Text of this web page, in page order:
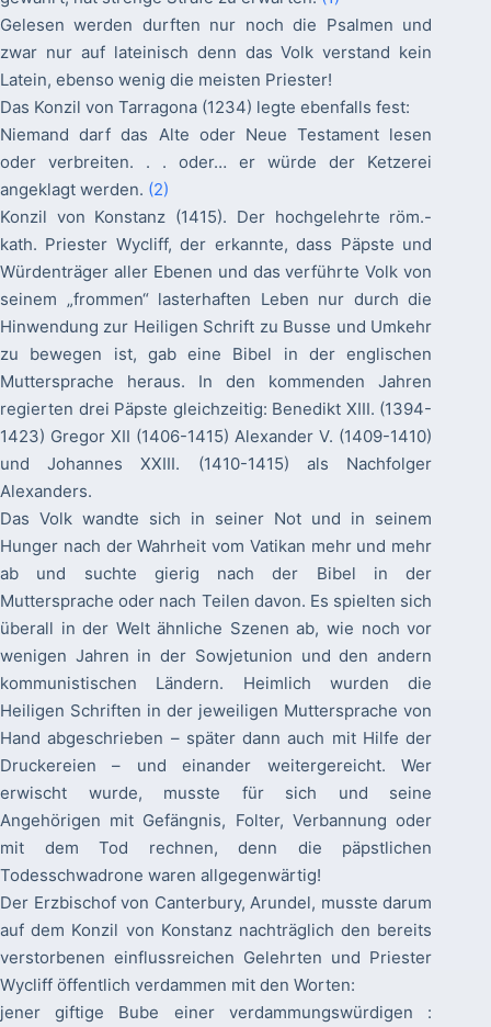
Gelesen werden durften nur noch die Psalmen und
zwar nur auf lateinisch denn das Volk verstand kein
Latein, ebenso wenig die meisten Priester!
Das Konzil von Tarragona (1234) legte ebenfalls fest:
Niemand darf das Alte oder Neue Testament lesen
oder verbreiten. . . oder… er würde der Ketzerei
angeklagt werden. (2)
Konzil von Konstanz (1415). Der hochgelehrte röm.-
kath. Priester Wycliff, der erkannte, dass Päpste und
Würdenträger aller Ebenen und das verführte Volk von
seinem „frommen“ lasterhaften Leben nur durch die
Hinwendung zur Heiligen Schrift zu Busse und Umkehr
zu bewegen ist, gab eine Bibel in der englischen
Muttersprache heraus. In den kommenden Jahren
regierten drei Päpste gleichzeitig: Benedikt XIII. (1394-
1423) Gregor XII (1406-1415) Alexander V. (1409-1410)
und Johannes XXIII. (1410-1415) als Nachfolger
Alexanders.
Das Volk wandte sich in seiner Not und in seinem
Hunger nach der Wahrheit vom Vatikan mehr und mehr
ab und suchte gierig nach der Bibel in der
Muttersprache oder nach Teilen davon. Es spielten sich
überall in der Welt ähnliche Szenen ab, wie noch vor
wenigen Jahren in der Sowjetunion und den andern
kommunistischen Ländern. Heimlich wurden die
Heiligen Schriften in der jeweiligen Muttersprache von
Hand abgeschrieben – später dann auch mit Hilfe der
Druckereien – und einander weitergereicht. Wer
erwischt wurde, musste für sich und seine
Angehörigen mit Gefängnis, Folter, Verbannung oder
mit dem Tod rechnen, denn die päpstlichen
Todesschwadrone waren allgegenwärtig!
Der Erzbischof von Canterbury, Arundel, musste darum
auf dem Konzil von Konstanz nachträglich den bereits
verstorbenen einflussreichen Gelehrten und Priester
Wycliff öffentlich verdammen mit den Worten:
jener giftige Bube einer verdammungswürdigen :